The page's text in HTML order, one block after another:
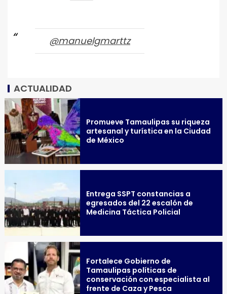
@manuelgmarttz
ACTUALIDAD
Promueve Tamaulipas su riqueza
artesanal y turística en la Ciudad
de México
Entrega SSPT constancias a
egresados del 22 escalón de
Medicina Táctica Policial
Fortalece Gobierno de
Tamaulipas políticas de
conservación con especialista al
frente de Caza y Pesca